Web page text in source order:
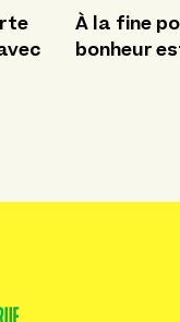
À la fine
bonheur